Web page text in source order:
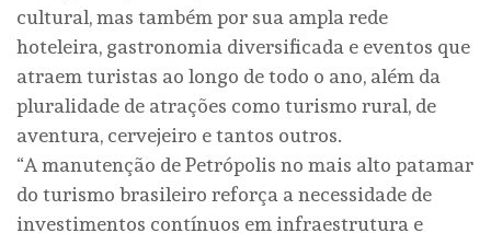
cultural, mas também por sua ampla rede
hoteleira, gastronomia diversificada e eventos que
atraem turistas ao longo de todo o ano, além da
pluralidade de atrações como turismo rural, de
aventura, cervejeiro e tantos outros.
“A manutenção de Petrópolis no mais alto patamar
do turismo brasileiro reforça a necessidade de
investimentos contínuos em infraestrutura e